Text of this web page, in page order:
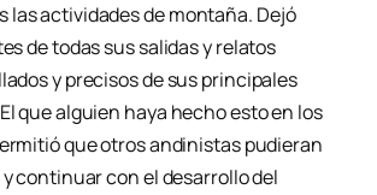
las actividades de montaña. Dejó
de todas sus salidas y relatos
y precisos de sus principales
que alguien haya hecho esto en los
que otros andinistas pudieran
continuar con el desarrollo del